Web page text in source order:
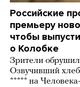
Российские
премьеру
чтобы
о Колобке
Зрители
Озвучивший
***** на